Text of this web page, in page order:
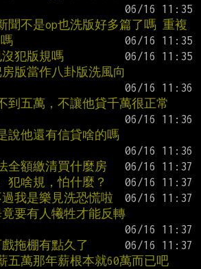
聞不是op也洗版好多篇了嗎 重複
犯版規嗎
版當作八卦版洗風向
到五萬，不讓他貸千萬很正常
說他還有信貸啥的嗎
全額繳清買什麼房
犯啥規，怕什麼？
我是樂見洗恐慌啦
要有人犧牲才能反轉
拖棚有點久了
五萬那年薪根本就60萬而已吧